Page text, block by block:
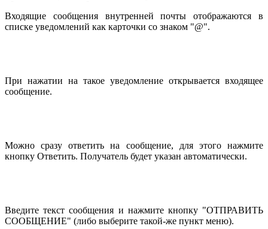
Входящие сообщения внутренней почты отображаются в
списке уведомлений как карточки со знаком "@".
При нажатии на такое уведомление открывается входящее
сообщение.
Можно сразу ответить на сообщение, для этого нажмите
кнопку Ответить. Получатель будет указан автоматически.
Введите текст сообщения и нажмите кнопку "ОТПРАВИТЬ
СООБЩЕНИЕ" (либо выберите такой-же пункт меню).